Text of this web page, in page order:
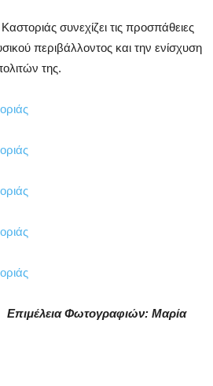
συνεχίζει τις προσπάθειες
περιβάλλοντος και την ενίσχυση
της.
Μαρία